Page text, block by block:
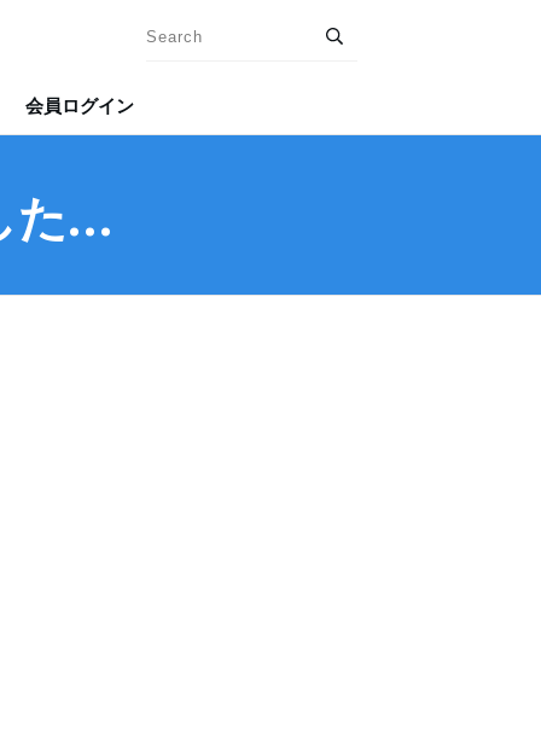
会員ログイン
た…